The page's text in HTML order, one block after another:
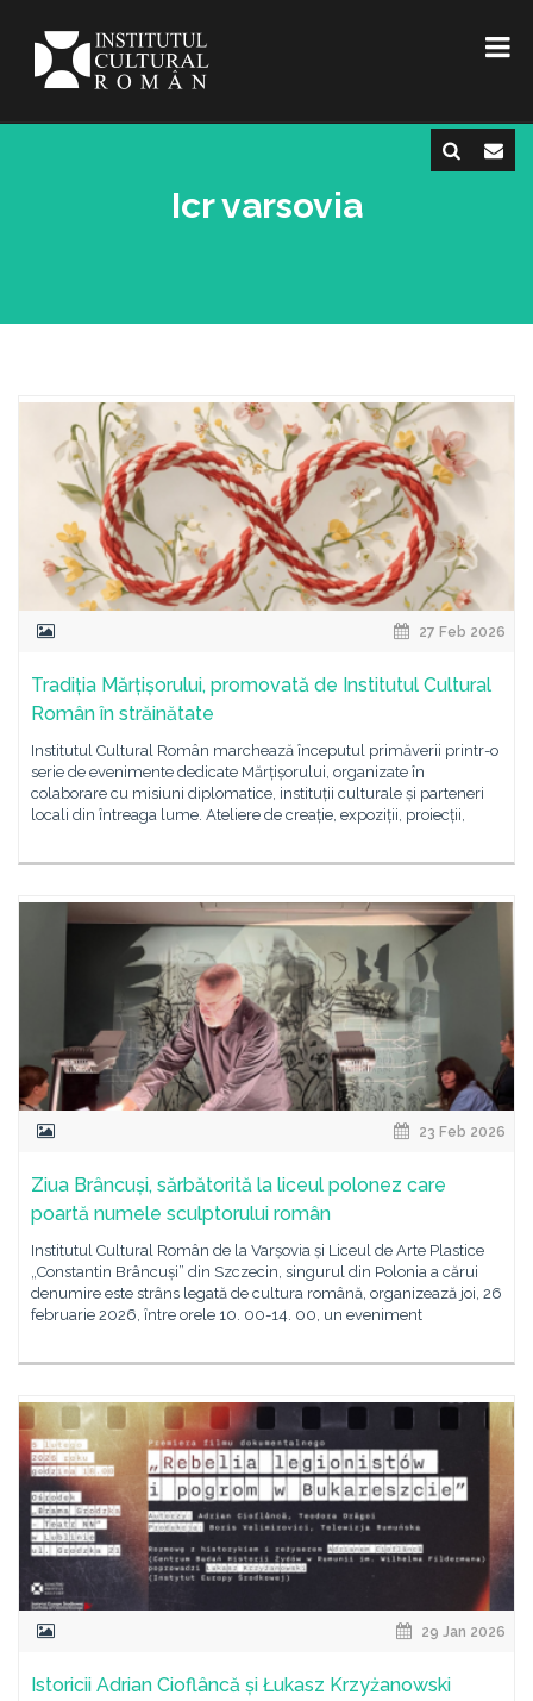
Icr varsovia
27 Feb 2026
Tradiția Mărțișorului, promovată de Institutul Cultural
Român în străinătate
Institutul Cultural Român marchează începutul primăverii printr-o
serie de evenimente dedicate Mărțișorului, organizate în
colaborare cu misiuni diplomatice, instituții culturale și parteneri
locali din întreaga lume. Ateliere de creație, expoziții, proiecții,
23 Feb 2026
Ziua Brâncuși, sărbătorită la liceul polonez care
poartă numele sculptorului român
Institutul Cultural Român de la Varșovia și Liceul de Arte Plastice
„Constantin Brâncuși” din Szczecin, singurul din Polonia a cărui
denumire este strâns legată de cultura română, organizează joi, 26
februarie 2026, între orele 10. 00-14. 00, un eveniment
29 Jan 2026
Istoricii Adrian Cioflâncă și Łukasz Krzyżanowski